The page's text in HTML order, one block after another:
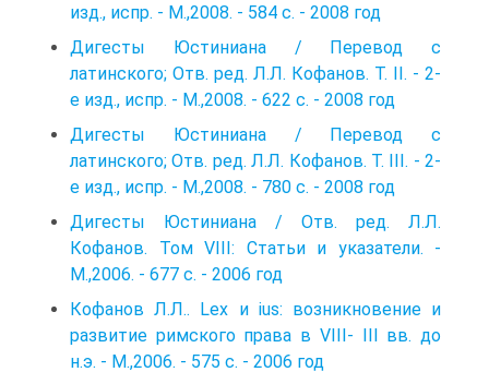
изд., испр. - М.,2008. - 584 с. - 2008 год
Дигесты Юстиниана / Перевод с
латинского; Отв. ред. Л.Л. Кофанов. Т. II. - 2-
е изд., испр. - М.,2008. - 622 с. - 2008 год
Дигесты Юстиниана / Перевод с
латинского; Отв. ред. Л.Л. Кофанов. Т. III. - 2-
е изд., испр. - М.,2008. - 780 с. - 2008 год
Дигесты Юстиниана / Отв. ред. Л.Л.
Кофанов. Том VIII: Статьи и указатели. -
М.,2006. - 677 с. - 2006 год
Кофанов Л.Л.. Lex и ius: возникновение и
развитие римского права в VIII- III вв. до
н.э. - М.,2006. - 575 с. - 2006 год